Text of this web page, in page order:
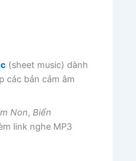
(sheet music) dành
các bản cảm âm
Non, Biển
link nghe MP3